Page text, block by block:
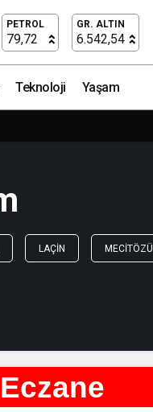
PETROL
79,72
GR. ALTIN
6.542,54
Teknoloji Yaşam
LAÇIN MECITÖZÜ